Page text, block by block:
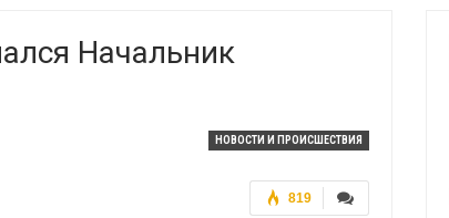
Начальник
НОВОСТИ И ПРОИСШЕСТВИЯ
819